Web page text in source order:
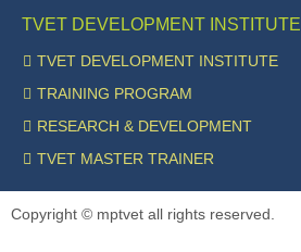
TVET DEVELOPMENT INSTITUTE
TVET DEVELOPMENT INSTITUTE
TRAINING PROGRAM
RESEARCH & DEVELOPMENT
TVET MASTER TRAINER
Copyright © mptvet all rights reserved.